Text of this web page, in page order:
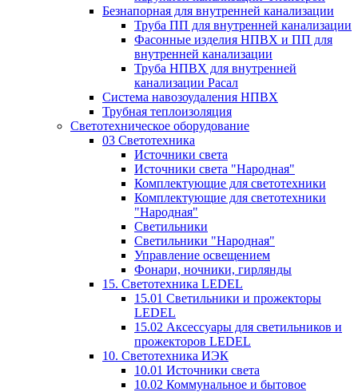
Безнапорная для внутренней канализации
Труба ПП для внутренней канализации
Фасонные изделия НПВХ и ПП для
внутренней канализации
Труба НПВХ для внутренней
канализации Расал
Система навозоудаления НПВХ
Трубная теплоизоляция
Светотехническое оборудование
03 Светотехника
Источники света
Источники света "Народная"
Комплектующие для светотехники
Комплектующие для светотехники
"Народная"
Светильники
Светильники "Народная"
Управление освещением
Фонари, ночники, гирлянды
15. Светотехника LEDEL
15.01 Светильники и прожекторы
LEDEL
15.02 Аксессуары для светильников и
прожекторов LEDEL
10. Светотехника ИЭК
10.01 Источники света
10.02 Коммунальное и бытовое